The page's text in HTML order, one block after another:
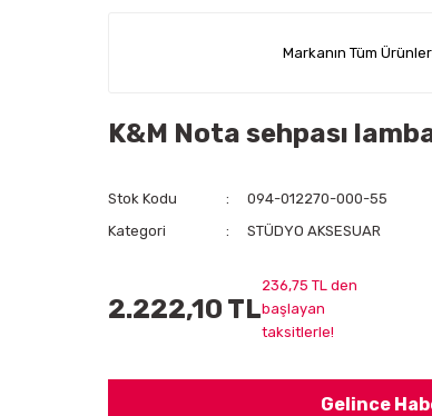
Markanın Tüm
K&M Nota sehpası
Stok Kodu
094-012270-000-55
Kategori
STÜDYO AKSESUAR
2.222,10 TL
236,75 TL den
başlayan
taksitlerle!
Gelince